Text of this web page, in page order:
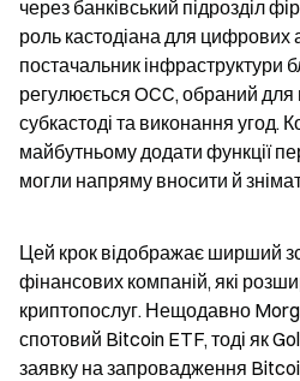
через банківський підрозділ
роль кастодіана для цифрових
постачальник інфраструктури
регулюється OCC, обраний
субкастоді та виконання угод.
майбутньому додати функції
могли напряму вносити й
Цей крок відображає ширший
фінансових компаній, які
криптопослуг. Нещодавно
спотовий Bitcoin ETF, тоді як
заявку на запровадження